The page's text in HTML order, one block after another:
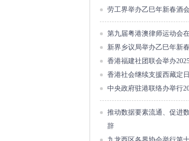
劳工界举办乙巳年新春酒
第九届粤港澳律师运动会
新界乡议局举办乙巳年新
香港福建社团联会举办
香港社会继续支援西藏定
中央政府驻港联络办举行
推动数据要素流通、促进
辞